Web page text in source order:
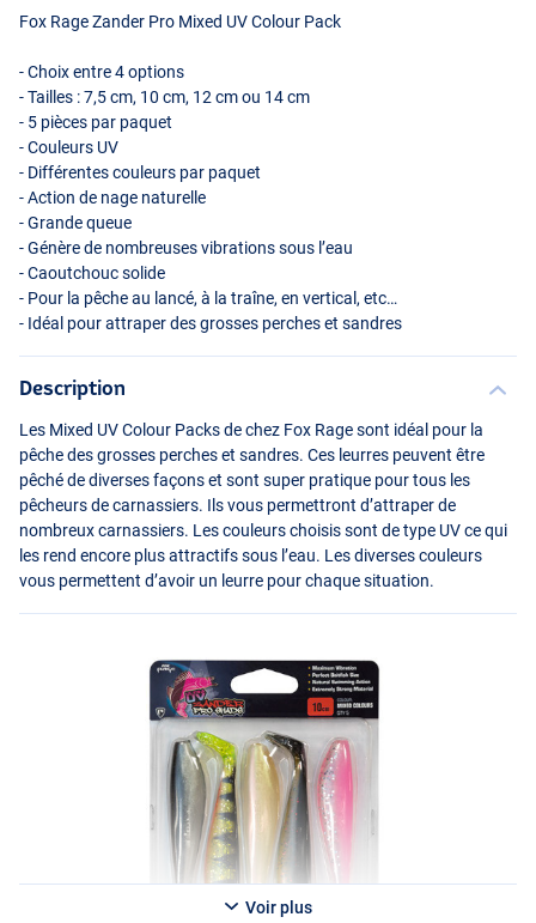
Fox Rage Zander Pro Mixed UV Colour Pack
- Choix entre 4 options
- Tailles : 7,5 cm, 10 cm, 12 cm ou 14 cm
- 5 pièces par paquet
- Couleurs UV
- Différentes couleurs par paquet
- Action de nage naturelle
- Grande queue
- Génère de nombreuses vibrations sous l’eau
- Caoutchouc solide
- Pour la pêche au lancé, à la traîne, en vertical, etc…
- Idéal pour attraper des grosses perches et sandres
Description
Les Mixed UV Colour Packs de chez Fox Rage sont idéal pour la
pêche des grosses perches et sandres. Ces leurres peuvent être
pêché de diverses façons et sont super pratique pour tous les
pêcheurs de carnassiers. Ils vous permettront d’attraper de
nombreux carnassiers. Les couleurs choisis sont de type UV ce qui
les rend encore plus attractifs sous l’eau. Les diverses couleurs
vous permettent d’avoir un leurre pour chaque situation.
Voir plus